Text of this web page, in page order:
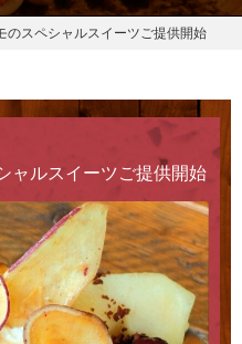
のスペシャルスイーツご提供開始
ャルスイーツご提供開始